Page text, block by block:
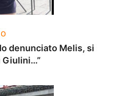
denunciato Melis, si
Giulini…”